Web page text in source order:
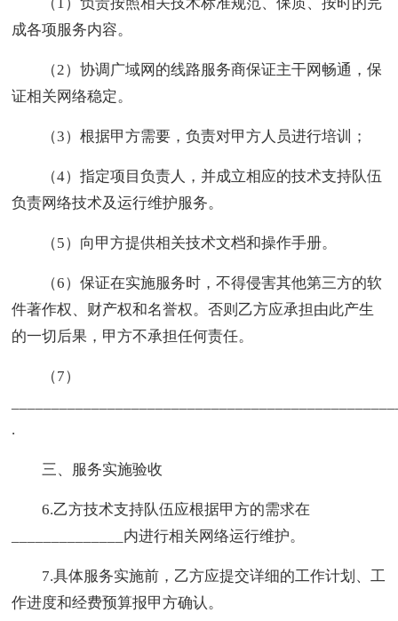
成各项服务内容。
（2）协调广域网的线路服务商保证主干网畅通，保
证相关网络稳定。
（3）根据甲方需要，负责对甲方人员进行培训；
（4）指定项目负责人，并成立相应的技术支持队伍
负责网络技术及运行维护服务。
（5）向甲方提供相关技术文档和操作手册。
（6）保证在实施服务时，不得侵害其他第三方的软
件著作权、财产权和名誉权。否则乙方应承担由此产生
的一切后果，甲方不承担任何责任。
（7）
.
三、服务实施验收
6.乙方技术支持队伍应根据甲方的需求在
______________内进行相关网络运行维护。
7.具体服务实施前，乙方应提交详细的工作计划、工
作进度和经费预算报甲方确认。